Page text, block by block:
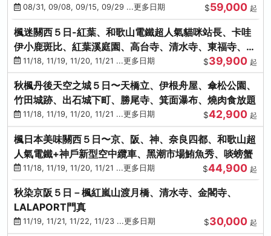
08/31, 09/08, 09/15, 09/29 ...更多日期 $59,000 起
楓迷關西５日-紅葉、和歌山電鐵超人氣貓咪站長、卡哇
伊小鹿斑比、紅葉溪庭園、高台寺、清水寺、東福寺、伊
勢龍蝦+和牛
11/18, 11/19, 11/20, 11/21 ...更多日期 $39,900 起
秋楓丹後天空之城５日〜天橋立、伊根舟屋、傘松公園、
竹田城跡、出石城下町、勝尾寺、箕面瀑布、燒肉食放題
11/18, 11/19, 11/20, 11/21 ...更多日期 $42,900 起
楓日本美味關西５日〜京、阪、神、奈良四都、和歌山超
人氣電鐵+神戶新型空中纜車、黑潮市場鮪魚秀、啖螃蟹
11/18, 11/19, 11/20, 11/21 ...更多日期 $44,900 起
秋染京阪５日－楓紅嵐山渡月橋、清水寺、金閣寺、
LALAPORT門真
11/19, 11/21, 11/22, 11/23 ...更多日期 $30,000 起